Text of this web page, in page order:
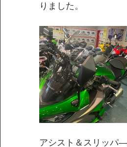
りました。
アシスト＆スリッパ